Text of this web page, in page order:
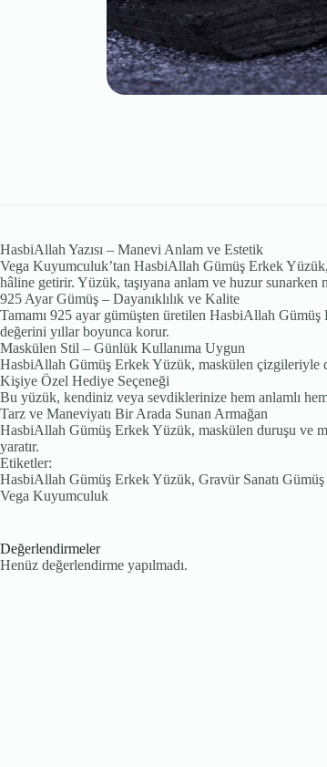
HasbiAllah Yazısı – Manevi Anlam ve Estetik
Vega Kuyumculuk’tan HasbiAllah Gümüş Erkek
hâline getirir. Yüzük, taşıyana anlam ve huzur sunarken
925 Ayar Gümüş – Dayanıklılık ve Kalite
Tamamı 925 ayar gümüşten üretilen HasbiAllah
değerini yıllar boyunca korur.
Maskülen Stil – Günlük Kullanıma Uygun
HasbiAllah Gümüş Erkek Yüzük, maskülen çizgileriyle
Kişiye Özel Hediye Seçeneği
Bu yüzük, kendiniz veya sevdiklerinize hem anlamlı
Tarz ve Maneviyatı Bir Arada Sunan Armağan
HasbiAllah Gümüş Erkek Yüzük, maskülen duruşu ve
yaratır.
Etiketler:
HasbiAllah Gümüş Erkek Yüzük, Gravür Sanatı
Vega Kuyumculuk
Değerlendirmeler
Henüz değerlendirme yapılmadı.